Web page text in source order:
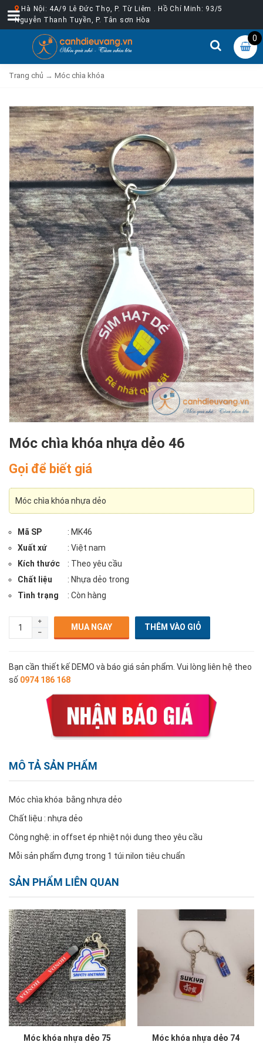
Hà Nội: 4A/9 Lê Đức Thọ, P. Từ Liêm . Hồ Chí Minh: 93/5
Nguyễn Thanh Tuyền, P. Tân sơn Hòa
0
Trang chủ → Móc chìa khóa
Móc chìa khóa nhựa dẻo 46
Gọi để biết giá
Móc chìa khóa nhựa dẻo
Mã SP
: MK46
Xuất xứ
: Việt nam
Kích thước
: Theo yêu cầu
Chất liệu
: Nhựa dẻo trong
Tình trạng
: Còn hàng
MUA NGAY
Bạn cần thiết kế DEMO và báo giá sản phẩm. Vui lòng liên hệ theo
số 0974 186 168
MÔ TẢ SẢN PHẨM
Móc chìa khóa bằng nhựa dẻo
Chất liệu : nhựa dẻo
Công nghệ: in offset ép nhiệt nội dung theo yêu cầu
Mỗi sản phẩm đựng trong 1 túi nilon tiêu chuẩn
SẢN PHẨM LIÊN QUAN
Móc khóa nhựa dẻo 75
Móc khóa nhựa dẻo 74